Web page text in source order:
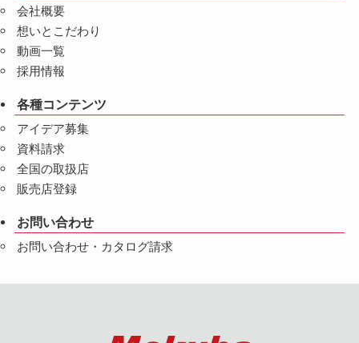
会社概要
想いとこだわり
動画一覧
採用情報
各種コンテンツ
アイデア募集
資料請求
全国の取扱店
販売店登録
お問い合わせ
お問い合わせ・カタログ請求